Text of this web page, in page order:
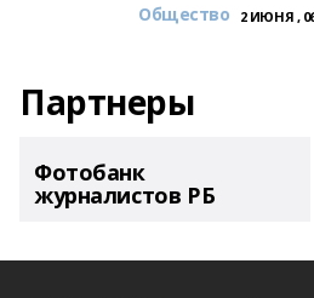
Общество 2 ИЮНЯ ,
Партнеры
Фотобанк
журналистов РБ